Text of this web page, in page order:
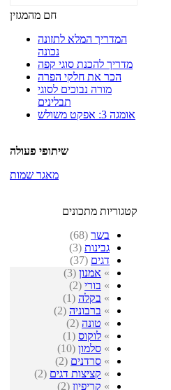
חם מהמגזין
המדריך המלא לתזונה
נכונה
מדריך להכנת סוגי קפה
הכר את חלקי הפרה
מורה נבוכים לסוגי
תבלינים
אומגה 3: אפקט משולש
שיתופי פעולה
מאגר שמות
קטגוריות מתכונים
בשר (68)
גבינות (3)
דגים (37)
» אמנון (3)
» בורי (2)
» בקלה (1)
» ברבוניה (2)
» טונה (2)
» לוקוס (1)
» סלמון (10)
» סרדנים (2)
» קציצות דגים (2)
» קריפיון (2)